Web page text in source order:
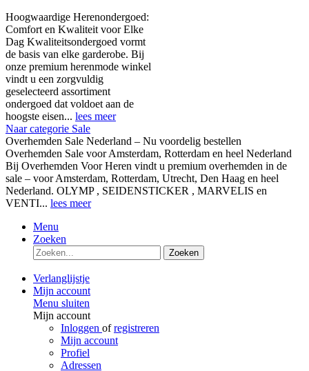
Hoogwaardige Herenondergoed:
Comfort en Kwaliteit voor Elke
Dag Kwaliteitsondergoed vormt
de basis van elke garderobe. Bij
onze premium herenmode winkel
vindt u een zorgvuldig
geselecteerd assortiment
ondergoed dat voldoet aan de
hoogste eisen... lees meer
Naar categorie Sale
Overhemden Sale Nederland – Nu voordelig bestellen
Overhemden Sale voor Amsterdam, Rotterdam en heel Nederland
Bij Overhemden Voor Heren vindt u premium overhemden in de
sale – voor Amsterdam, Rotterdam, Utrecht, Den Haag en heel
Nederland. OLYMP , SEIDENSTICKER , MARVELIS en
VENTI... lees meer
Menu
Zoeken
Zoeken
Verlanglijstje
Mijn account
Menu sluiten
Mijn account
Inloggen ofregistreren
Mijn account
Profiel
Adressen